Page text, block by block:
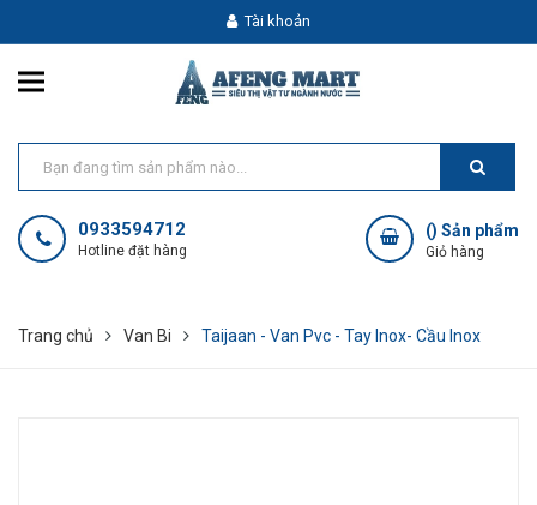
Tài khoản
0933594712
Hotline đặt hàng
() Sản phẩm
Giỏ hàng
Trang chủ Van Bi Taijaan - Van Pvc - Tay Inox- Cầu Inox